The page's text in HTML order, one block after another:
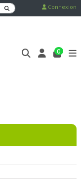
Connexion
0